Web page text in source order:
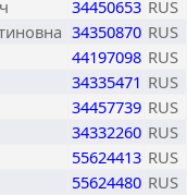
34450653 RUS
34350870 RUS
44197098 RUS
34335471 RUS
34457739 RUS
34332260 RUS
55624413 RUS
55624480 RUS